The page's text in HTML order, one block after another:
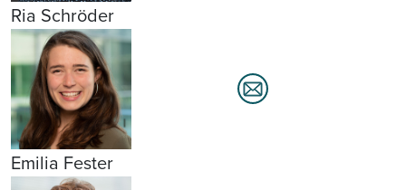
Ria Schröder
Emilia Fester